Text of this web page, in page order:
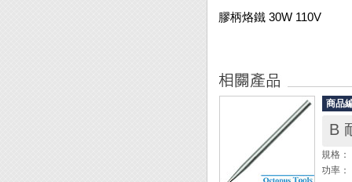
膠柄烙鐵 30W 110V
商品
B
規格
功率